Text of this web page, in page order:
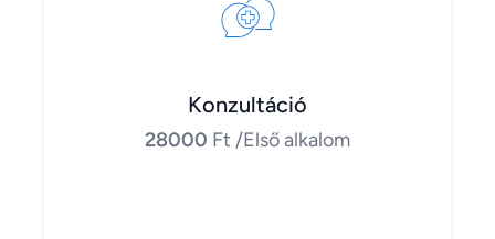
Konzultáció
28000 Ft /Első alkalom